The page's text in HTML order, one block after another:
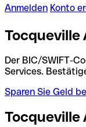
Anmelden Konto
Tocqueville
Der BIC/SWIFT-
Services.
Sparen Sie Geld
Tocqueville